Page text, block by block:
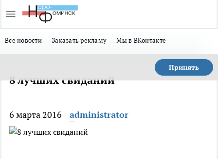
Все новости Заказать рекламу Мы в ВКонтакте
Принять
8 лучших свиданий
6 марта 2016 administrator